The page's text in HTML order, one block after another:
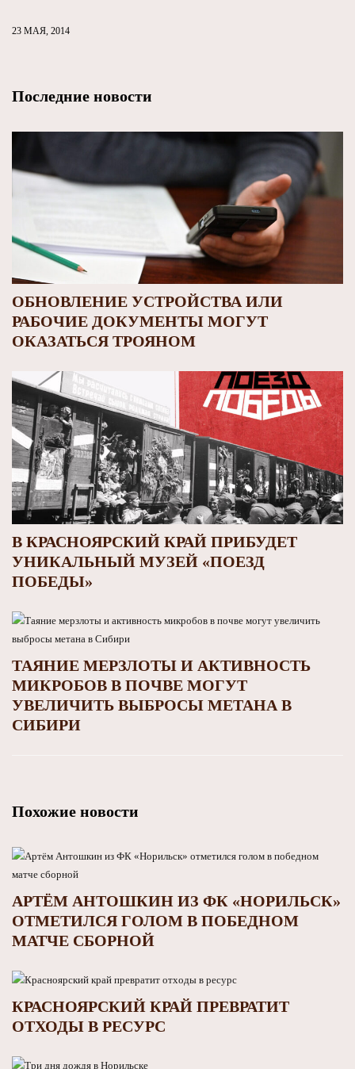
23 МАЯ, 2014
Последние новости
ОБНОВЛЕНИЕ УСТРОЙСТВА ИЛИ
РАБОЧИЕ ДОКУМЕНТЫ МОГУТ
ОКАЗАТЬСЯ ТРОЯНОМ
В КРАСНОЯРСКИЙ КРАЙ ПРИБУДЕТ
УНИКАЛЬНЫЙ МУЗЕЙ «ПОЕЗД
ПОБЕДЫ»
ТАЯНИЕ МЕРЗЛОТЫ И АКТИВНОСТЬ
МИКРОБОВ В ПОЧВЕ МОГУТ
УВЕЛИЧИТЬ ВЫБРОСЫ МЕТАНА В
СИБИРИ
Похожие новости
АРТЁМ АНТОШКИН ИЗ ФК «НОРИЛЬСК»
ОТМЕТИЛСЯ ГОЛОМ В ПОБЕДНОМ
МАТЧЕ СБОРНОЙ
КРАСНОЯРСКИЙ КРАЙ ПРЕВРАТИТ
ОТХОДЫ В РЕСУРС